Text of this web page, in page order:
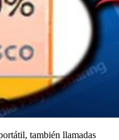
también llamadas